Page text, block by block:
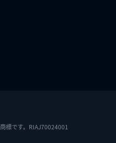
標です。RIAJ70024001